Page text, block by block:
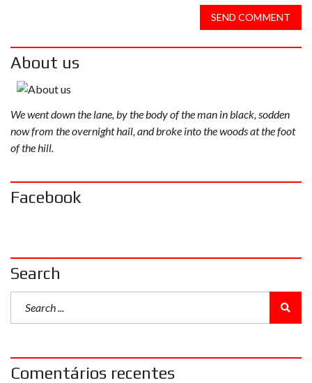
SEND COMMENT
About us
We went down the lane, by the body of the man in black, sodden
now from the overnight hail, and broke into the woods at the foot
of the hill.
Facebook
Search
Comentários recentes